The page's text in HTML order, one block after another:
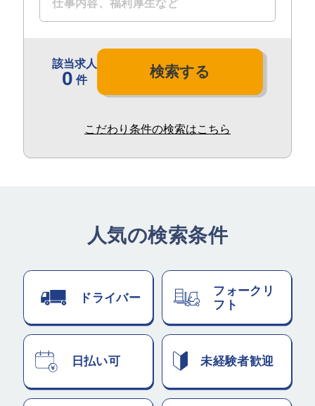
該当求人
0 件 検索する
こだわり条件の検索はこちら
人気の検索条件
ドライバー
フォークリ
フト
日払い可 未経験者歓迎